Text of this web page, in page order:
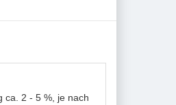
ca. 2 - 5 %, je nach